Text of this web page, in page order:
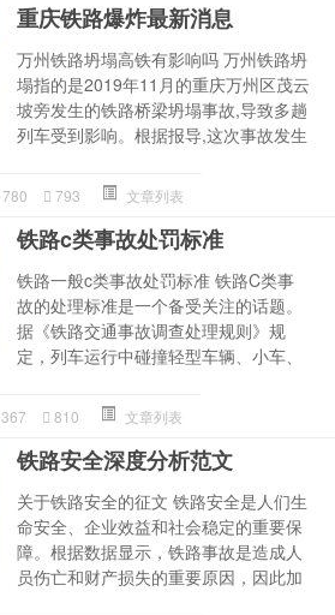
重庆铁路爆炸最新消息
万州铁路坍塌高铁有影响吗 万州铁路坍
塌指的是2019年11月的重庆万州区茂云
坡旁发生的铁路桥梁坍塌事故,导致多趟
列车受到影响。根据报导,这次事故发生
780 793 文章列表
铁路c类事故处罚标准
铁路一般c类事故处罚标准 铁路C类事
故的处理标准是一个备受关注的话题。
据《铁路交通事故调查处理规则》规
定，列车运行中碰撞轻型车辆、小车、
367 810 文章列表
铁路安全深度分析范文
关于铁路安全的征文 铁路安全是人们生
命安全、企业效益和社会稳定的重要保
障。根据数据显示，铁路事故是造成人
员伤亡和财产损失的重要原因，因此加